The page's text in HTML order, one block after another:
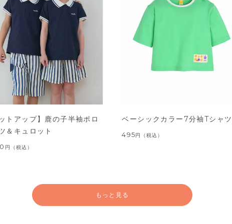
トアップ】鹿の子半袖ポロ
＆キュロット
円 （税込）
ベーシックカラー7分袖Tシャツ
495円 （税込）
もっと見る